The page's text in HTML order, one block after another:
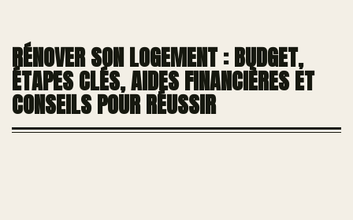
RÉNOVER SON LOGEMENT : BUDGET,
ÉTAPES CLÉS, AIDES FINANCIÈRES ET
CONSEILS POUR RÉUSSIR